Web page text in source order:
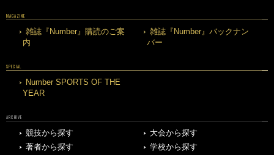
MAGAZINE
雑誌『Number』購読のご案
内
雑誌『Number』バックナン
バー
SPECIAL
Number SPORTS OF THE
YEAR
ARCHIVE
競技から探す
大会から探す
著者から探す
学校から探す